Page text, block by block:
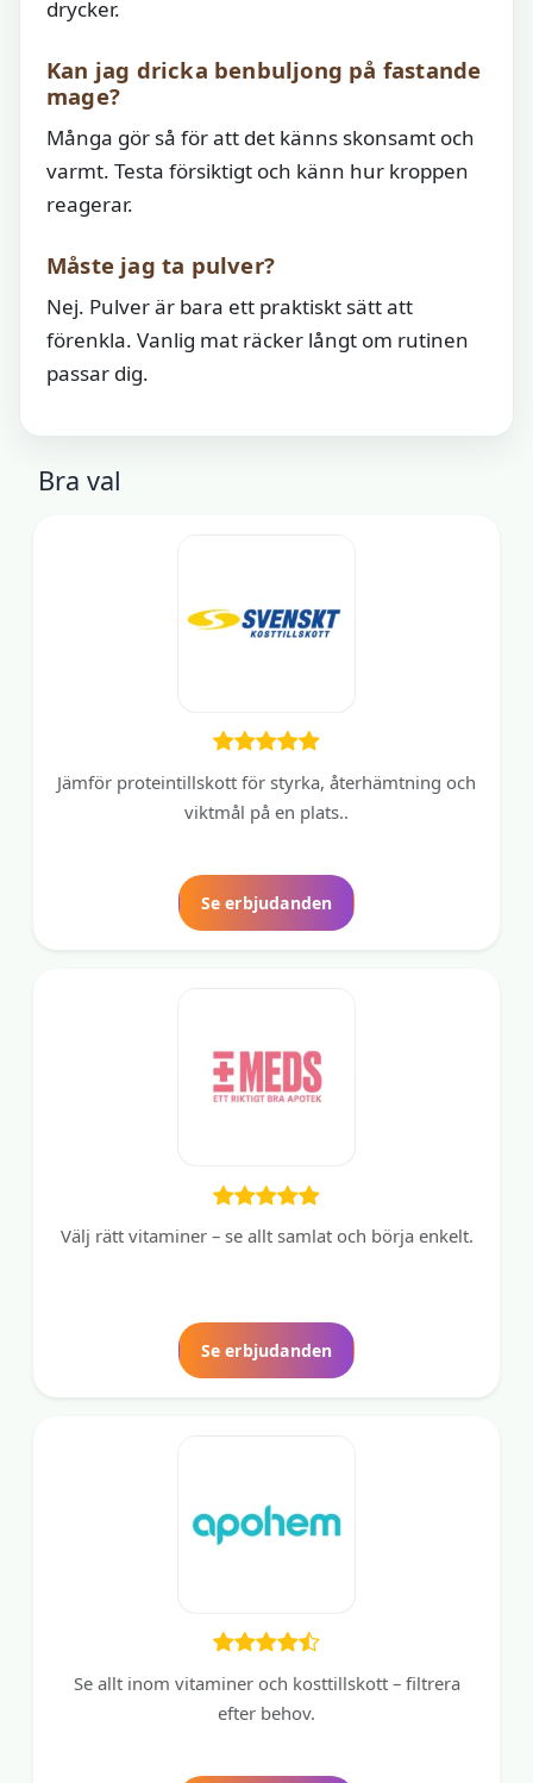
drycker.
Kan jag dricka benbuljong på fastande
mage?
Många gör så för att det känns skonsamt och
varmt. Testa försiktigt och känn hur kroppen
reagerar.
Måste jag ta pulver?
Nej. Pulver är bara ett praktiskt sätt att
förenkla. Vanlig mat räcker långt om rutinen
passar dig.
Bra val
Jämför proteintillskott för styrka, återhämtning och
viktmål på en plats..
Se erbjudanden
Välj rätt vitaminer – se allt samlat och börja enkelt.
Se erbjudanden
Se allt inom vitaminer och kosttillskott – filtrera
efter behov.